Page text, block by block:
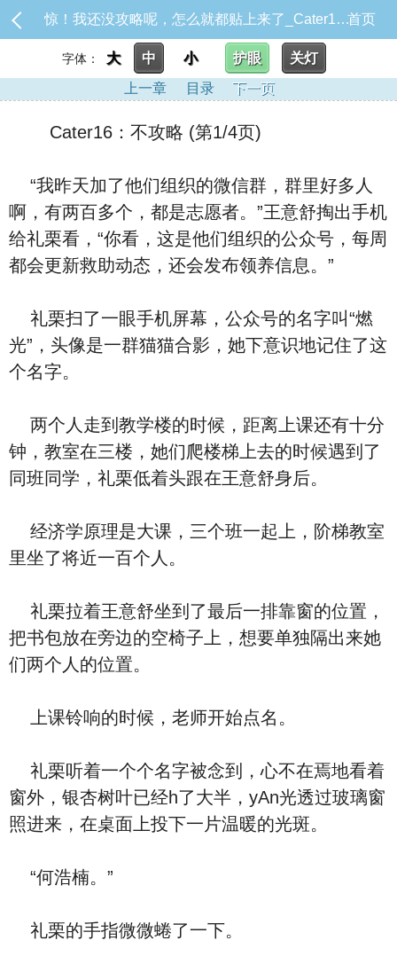
惊！我还没攻略呢，怎么就都贴上来了_Cater16：不攻略首页
字体： 大 中 小 护眼
关灯
上一章
目录 下一页
Cater16：不攻略 (第1/4页)
“我昨天加了他们组织的微信群，群里好多人
啊，有两百多个，都是志愿者。”王意舒掏出手机
给礼栗看，“你看，这是他们组织的公众号，每周
都会更新救助动态，还会发布领养信息。”
礼栗扫了一眼手机屏幕，公众号的名字叫“燃
光”，头像是一群猫猫合影，她下意识地记住了这
个名字。
两个人走到教学楼的时候，距离上课还有十分
钟，教室在三楼，她们爬楼梯上去的时候遇到了
同班同学，礼栗低着头跟在王意舒身后。
经济学原理是大课，三个班一起上，阶梯教室
里坐了将近一百个人。
礼栗拉着王意舒坐到了最后一排靠窗的位置，
把书包放在旁边的空椅子上，想要单独隔出来她
们两个人的位置。
上课铃响的时候，老师开始点名。
礼栗听着一个个名字被念到，心不在焉地看着
窗外，银杏树叶已经h了大半，yAn光透过玻璃窗
照进来，在桌面上投下一片温暖的光斑。
“何浩楠。”
礼栗的手指微微蜷了一下。